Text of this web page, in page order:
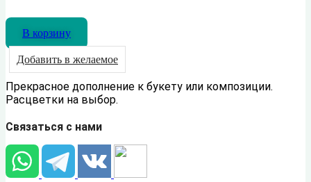
В корзину
Добавить в желаемое
Прекрасное дополнение к букету или композиции.
Расцветки на выбор.
Связаться с нами